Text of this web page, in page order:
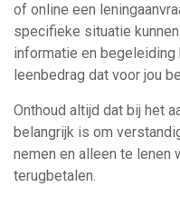
of online een
specifieke situatie
informatie en begeleiding
leenbedrag dat voor jou
Onthoud altijd dat bij het
belangrijk is om
nemen en alleen te lenen
terugbetalen.